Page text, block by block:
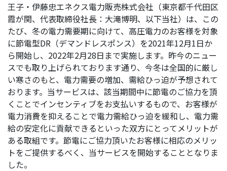
王子・伊藤忠エネクス電力販売株式会社（東京都千代田区
霞が関、代表取締役社長：大滝博明、以下当社）は、この
たび、冬の電力需要期に向けて、高圧電力のお客様を対象
に節電型DR（デマンドレスポンス）を2021年12月1日か
ら開始し、2022年2月28日まで実施します。昨今のニュー
スでも取り上げられております通り、今冬は全国的に厳し
い寒さのもと、電力需要の増加、需給ひっ迫が予想されて
おります。当サービスは、該当期間中に節電のご協力を頂
くことでインセンティブをお支払いするもので、お客様が
電力消費を抑えることで電力需給ひっ迫を緩和し、電力需
給の安定化に貢献できるといった双方にとってメリットが
ある取組です。節電にご協力頂いたお客様に相応のメリッ
トをご提供するべく、当サービスを開始することとなりま
した。